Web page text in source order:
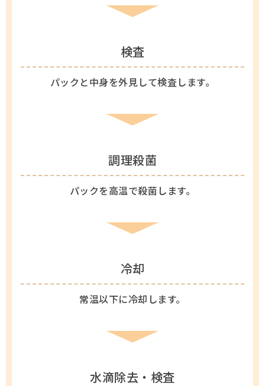
検査
パックと中身を外見して検査します。
調理殺菌
パックを高温で殺菌します。
冷却
常温以下に冷却します。
水滴除去・検査